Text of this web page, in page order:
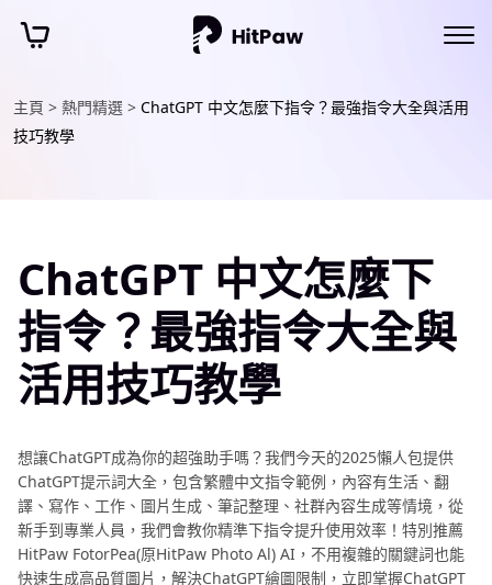
主頁 > 熱門精選 > ChatGPT 中文怎麼下指令？最強指令大全與活用
技巧教學
ChatGPT 中文怎麼下
指令？最強指令大全與
活用技巧教學
想讓ChatGPT成為你的超強助手嗎？我們今天的2025懶人包提供
ChatGPT提示詞大全，包含繁體中文指令範例，內容有生活、翻
譯、寫作、工作、圖片生成、筆記整理、社群內容生成等情境，從
新手到專業人員，我們會教你精準下指令提升使用效率！特別推薦
HitPaw FotorPea(原HitPaw Photo Al) AI，不用複雜的關鍵詞也能
快速生成高品質圖片，解決ChatGPT繪圖限制，立即掌握ChatGPT